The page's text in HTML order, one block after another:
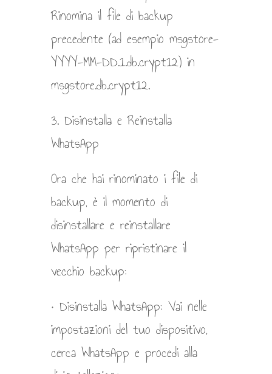
Rinomina il file di backup
precedente (ad esempio msgstore-
YYYY-MM-DD.1.db.crypt12) in
msgstore.db.crypt12.
3. Disinstalla e Reinstalla
WhatsApp
Ora che hai rinominato i file di
backup, è il momento di
disinstallare e reinstallare
WhatsApp per ripristinare il
vecchio backup:
• Disinstalla WhatsApp: Vai nelle
impostazioni del tuo dispositivo,
cerca WhatsApp e procedi alla